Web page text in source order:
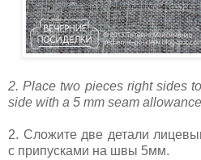
2. Place two pieces right sides
side with a 5 mm seam
2. Сложите две детали
с припусками на швы 5мм.